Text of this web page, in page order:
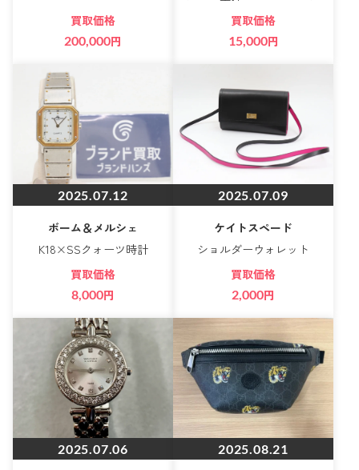
買取価格
200,000円
買取価格
15,000円
2025.07.12
ボーム＆メルシェ
K18×SSクォーツ時計
買取価格
8,000円
2025.07.09
ケイトスペード
ショルダーウォレット
買取価格
2,000円
2025.07.06 2025.08.21